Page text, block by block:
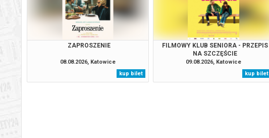
ZAPROSZENIE
08.08.2026, Katowice
kup bilet
FILMOWY KLUB SENIORA - PRZEPIS
NA SZCZĘŚCIE
09.08.2026, Katowice
kup bilet